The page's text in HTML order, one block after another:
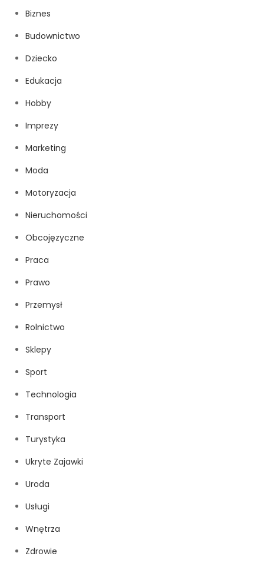
Biznes
Budownictwo
Dziecko
Edukacja
Hobby
Imprezy
Marketing
Moda
Motoryzacja
Nieruchomości
Obcojęzyczne
Praca
Prawo
Przemysł
Rolnictwo
Sklepy
Sport
Technologia
Transport
Turystyka
Ukryte Zajawki
Uroda
Usługi
Wnętrza
Zdrowie